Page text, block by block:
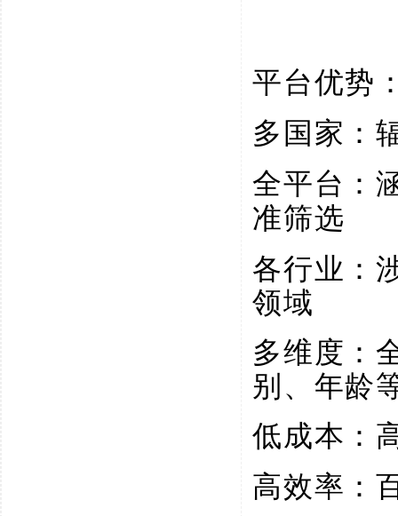
平台优势
多国家：
全平台：
准筛选
各行业：
领域
多维度：
别、年龄
低成本：
高效率：